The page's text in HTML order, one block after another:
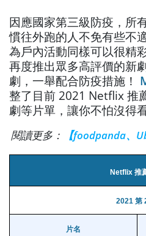
因應國家第三級防疫，所
慣往外跑的人不免有些不
為戶內活動同樣可以很精
再度推出眾多高評價的新
劇，一舉配合防疫措施！
整了目前 2021 Netflix 推
劇等片單，讓你不怕沒得
閱讀更多： 【foodpanda、
Netflix 推
2021 第
片名